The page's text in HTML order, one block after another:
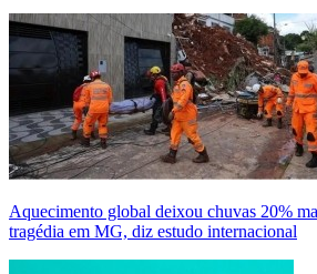
Aquecimento global deixou chuvas 20%
tragédia em MG, diz estudo internacional